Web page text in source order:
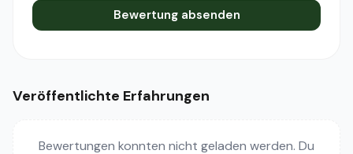
Bewertung absenden
Veröffentlichte Erfahrungen
Bewertungen konnten nicht geladen werden. Du